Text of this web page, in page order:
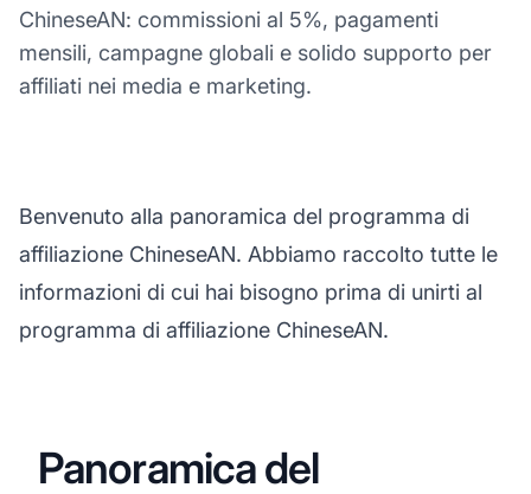
ChineseAN: commissioni al 5%, pagamenti
mensili, campagne globali e solido supporto per
affiliati nei media e marketing.
Benvenuto alla panoramica del programma di
affiliazione ChineseAN. Abbiamo raccolto tutte le
informazioni di cui hai bisogno prima di unirti al
programma di affiliazione ChineseAN.
Panoramica del